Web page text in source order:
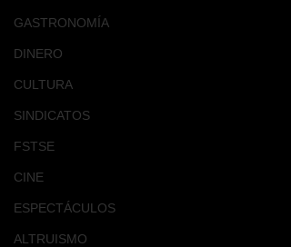
GASTRONOMÍA
DINERO
CULTURA
SINDICATOS
FSTSE
CINE
ESPECTÁCULOS
ALTRUISMO